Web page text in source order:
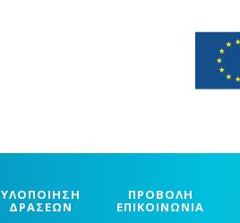
ΥΛΟΠΟΙΗΣΗ
ΔΡΑΣΕΩΝ
ΠΡΟΒΟΛΗ
ΕΠΙΚΟΙΝΩΝΙΑ